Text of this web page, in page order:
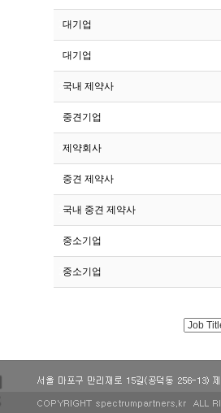
222
대기업
221
대기업
220
국내 제약사
219
중견기업
218
제약회사
217
중견 제약사
216
국내 중견 제약사
215
중소기업
214
중소기업